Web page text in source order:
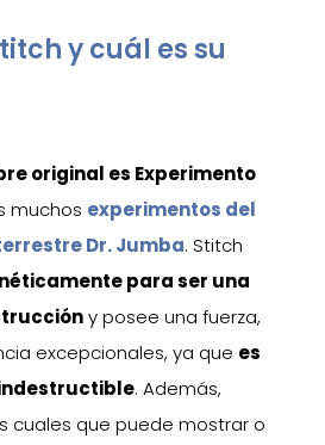
y cuál es su
original es Experimento
muchos experimentos del
Dr. Jumba. Stitch
para ser una
y posee una fuerza,
excepcionales, ya que es
. Además,
cuales que puede mostrar o